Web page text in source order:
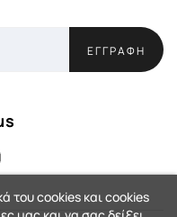
ΕΓΓΡΑΦΉ
του cookies και cookies